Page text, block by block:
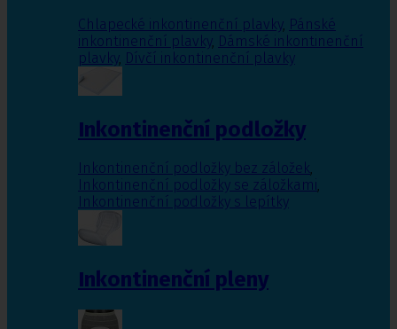
Chlapecké inkontinenční plavky, Pánské
inkontinenční plavky, Dámské inkontinenční
plavky, Dívčí inkontinenční plavky
Inkontinenční podložky
Inkontinenční podložky bez záložek,
Inkontinenční podložky se záložkami,
Inkontinenční podložky s lepítky
Inkontinenční pleny